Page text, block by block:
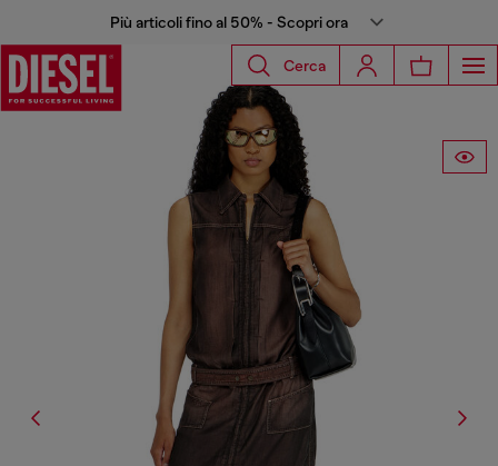
Più articoli fino al 50% - Scopri ora
Cerca